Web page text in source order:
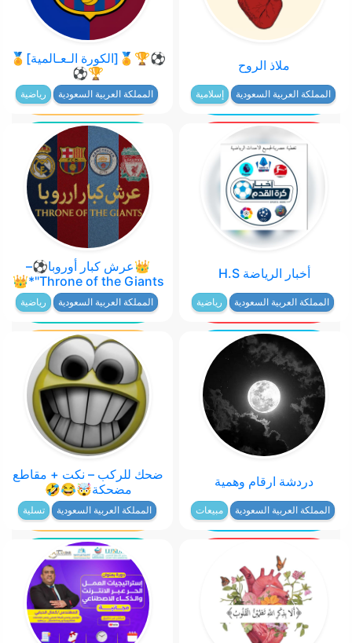
ملاذ الروح
المملكة العربية السعودية إسلامية
⚽🏆🏅[الكورة الـعـالمية]🏅
🏆⚽
المملكة العربية السعودية رياضية
أخبار الرياضة H.S
المملكة العربية السعودية رياضية
👑عرش كبار أوروبا⚽–
Throne of the Giants"*👑
المملكة العربية السعودية رياضية
دردشة ارقام وهمية
المملكة العربية السعودية مبيعات
ضحك للركب – نكت + مقاطع
مضحكة🤯😂🤣
المملكة العربية السعودية تسلية